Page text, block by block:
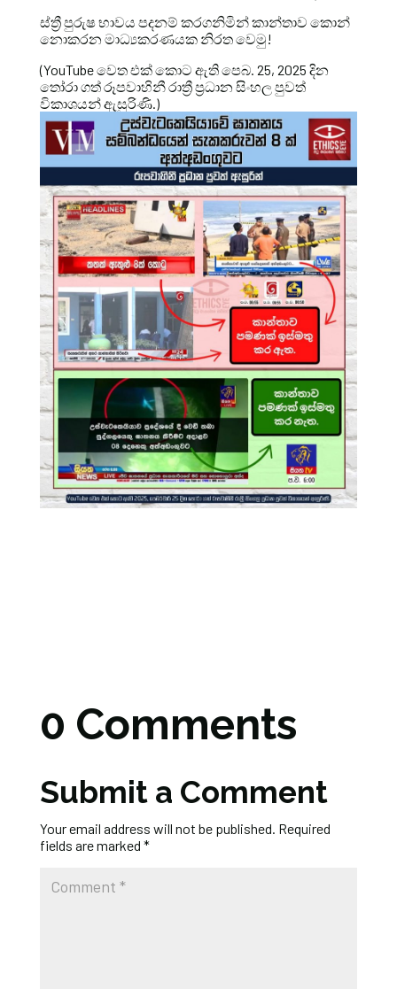
ස්ත්‍රී පුරුෂ භාවය පදනම් කරගනිමින් කාන්තාව කොන්
නොකරන මාධ්‍යකරණයක නිරත වෙමු!
(YouTube වෙත එක් කොට ඇති පෙබ. 25, 2025 දින
තෝරා ගත් රූපවාහිනී රාත්‍රී ප්‍රධාන සිංහල පුවත්
විකාශයන් ඇසුරිණි.)
0 Comments
Submit a Comment
Your email address will not be published. Required
fields are marked *